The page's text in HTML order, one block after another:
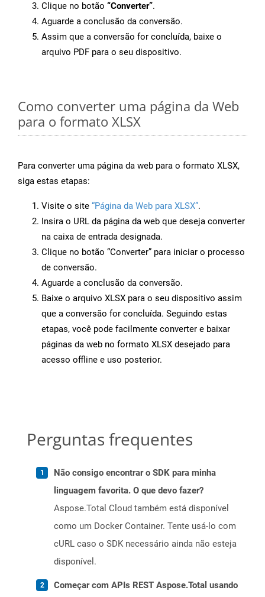
Clique no botão “Converter”.
Aguarde a conclusão da conversão.
Assim que a conversão for concluída, baixe o
arquivo PDF para o seu dispositivo.
Como converter uma página da Web
para o formato XLSX
Para converter uma página da web para o formato XLSX,
siga estas etapas:
Visite o site “Página da Web para XLSX”.
Insira o URL da página da web que deseja converter
na caixa de entrada designada.
Clique no botão “Converter” para iniciar o processo
de conversão.
Aguarde a conclusão da conversão.
Baixe o arquivo XLSX para o seu dispositivo assim
que a conversão for concluída. Seguindo estas
etapas, você pode facilmente converter e baixar
páginas da web no formato XLSX desejado para
acesso offline e uso posterior.
Perguntas frequentes
Não consigo encontrar o SDK para minha
linguagem favorita. O que devo fazer?
Aspose.Total Cloud também está disponível
como um Docker Container. Tente usá-lo com
cURL caso o SDK necessário ainda não esteja
disponível.
Começar com APIs REST Aspose.Total usando